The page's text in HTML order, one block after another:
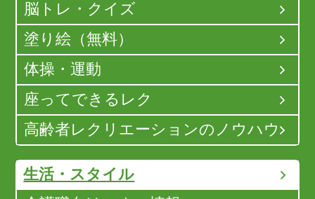
脳トレ・クイズ
塗り絵（無料）
体操・運動
座ってできるレク
高齢者レクリエーションのノウハウ
生活・スタイル